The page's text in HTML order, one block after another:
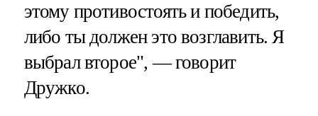
этому противостоять и победить,
либо ты должен это возглавить. Я
выбрал второе", — говорит
Дружко.